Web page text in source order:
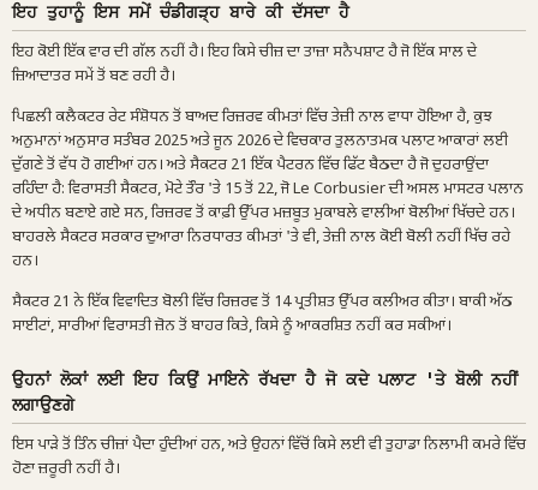
ਇਹ ਤੁਹਾਨੂੰ ਇਸ ਸਮੇਂ ਚੰਡੀਗੜ੍ਹ ਬਾਰੇ ਕੀ ਦੱਸਦਾ ਹੈ
ਇਹ ਕੋਈ ਇੱਕ ਵਾਰ ਦੀ ਗੱਲ ਨਹੀਂ ਹੈ। ਇਹ ਕਿਸੇ ਚੀਜ਼ ਦਾ ਤਾਜ਼ਾ ਸਨੈਪਸ਼ਾਟ ਹੈ ਜੋ ਇੱਕ ਸਾਲ ਦੇ
ਜ਼ਿਆਦਾਤਰ ਸਮੇਂ ਤੋਂ ਬਣ ਰਹੀ ਹੈ।
ਪਿਛਲੀ ਕਲੈਕਟਰ ਰੇਟ ਸੰਸ਼ੋਧਨ ਤੋਂ ਬਾਅਦ ਰਿਜ਼ਰਵ ਕੀਮਤਾਂ ਵਿੱਚ ਤੇਜ਼ੀ ਨਾਲ ਵਾਧਾ ਹੋਇਆ ਹੈ, ਕੁਝ
ਅਨੁਮਾਨਾਂ ਅਨੁਸਾਰ ਸਤੰਬਰ 2025 ਅਤੇ ਜੂਨ 2026 ਦੇ ਵਿਚਕਾਰ ਤੁਲਨਾਤਮਕ ਪਲਾਟ ਆਕਾਰਾਂ ਲਈ
ਦੁੱਗਣੇ ਤੋਂ ਵੱਧ ਹੋ ਗਈਆਂ ਹਨ। ਅਤੇ ਸੈਕਟਰ 21 ਇੱਕ ਪੈਟਰਨ ਵਿੱਚ ਫਿੱਟ ਬੈਠਦਾ ਹੈ ਜੋ ਦੁਹਰਾਉਂਦਾ
ਰਹਿੰਦਾ ਹੈ: ਵਿਰਾਸਤੀ ਸੈਕਟਰ, ਮੋਟੇ ਤੌਰ 'ਤੇ 15 ਤੋਂ 22, ਜੋ Le Corbusier ਦੀ ਅਸਲ ਮਾਸਟਰ ਪਲਾਨ
ਦੇ ਅਧੀਨ ਬਣਾਏ ਗਏ ਸਨ, ਰਿਜ਼ਰਵ ਤੋਂ ਕਾਫ਼ੀ ਉੱਪਰ ਮਜ਼ਬੂਤ ਮੁਕਾਬਲੇ ਵਾਲੀਆਂ ਬੋਲੀਆਂ ਖਿੱਚਦੇ ਹਨ।
ਬਾਹਰਲੇ ਸੈਕਟਰ ਸਰਕਾਰ ਦੁਆਰਾ ਨਿਰਧਾਰਤ ਕੀਮਤਾਂ 'ਤੇ ਵੀ, ਤੇਜ਼ੀ ਨਾਲ ਕੋਈ ਬੋਲੀ ਨਹੀਂ ਖਿੱਚ ਰਹੇ
ਹਨ।
ਸੈਕਟਰ 21 ਨੇ ਇੱਕ ਵਿਵਾਦਿਤ ਬੋਲੀ ਵਿੱਚ ਰਿਜ਼ਰਵ ਤੋਂ 14 ਪ੍ਰਤੀਸ਼ਤ ਉੱਪਰ ਕਲੀਅਰ ਕੀਤਾ। ਬਾਕੀ ਅੱਠ
ਸਾਈਟਾਂ, ਸਾਰੀਆਂ ਵਿਰਾਸਤੀ ਜ਼ੋਨ ਤੋਂ ਬਾਹਰ ਕਿਤੇ, ਕਿਸੇ ਨੂੰ ਆਕਰਸ਼ਿਤ ਨਹੀਂ ਕਰ ਸਕੀਆਂ।
ਉਹਨਾਂ ਲੋਕਾਂ ਲਈ ਇਹ ਕਿਉਂ ਮਾਇਨੇ ਰੱਖਦਾ ਹੈ ਜੋ ਕਦੇ ਪਲਾਟ 'ਤੇ ਬੋਲੀ ਨਹੀਂ
ਲਗਾਉਣਗੇ
ਇਸ ਪਾੜੇ ਤੋਂ ਤਿੰਨ ਚੀਜ਼ਾਂ ਪੈਦਾ ਹੁੰਦੀਆਂ ਹਨ, ਅਤੇ ਉਹਨਾਂ ਵਿੱਚੋਂ ਕਿਸੇ ਲਈ ਵੀ ਤੁਹਾਡਾ ਨਿਲਾਮੀ ਕਮਰੇ ਵਿੱਚ
ਹੋਣਾ ਜ਼ਰੂਰੀ ਨਹੀਂ ਹੈ।